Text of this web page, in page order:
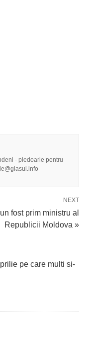
- pledoarie pentru
NEXT
fost prim ministru al
Republicii Moldova »
pe care multi si-